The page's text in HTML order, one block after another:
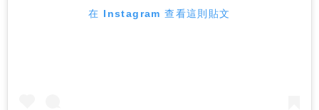
在 Instagram 查看這則貼文